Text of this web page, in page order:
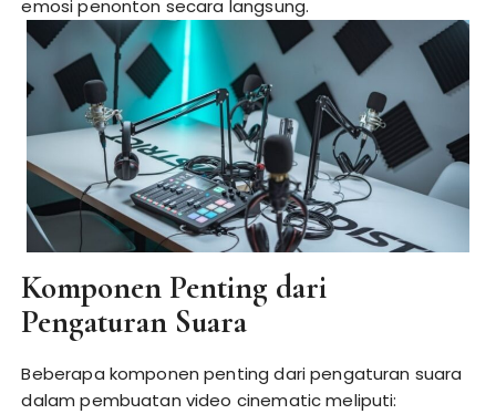
emosi penonton secara langsung.
Komponen Penting dari
Pengaturan Suara
Beberapa komponen penting dari pengaturan suara
dalam pembuatan video cinematic meliputi: